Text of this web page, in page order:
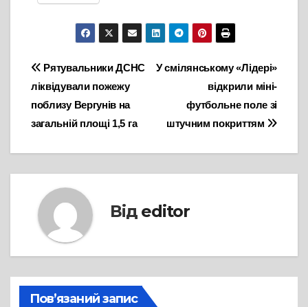
Навігація
записів
У смілянському «Лідері»
відкрили міні-
футбольне поле зі
штучним покриттям
Рятувальники ДСНС
ліквідували пожежу
поблизу Вергунів на
загальній площі 1,5 га
Від editor
Пов’язаний запис